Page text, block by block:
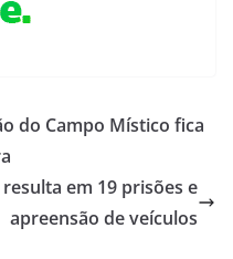
do Campo Místico fica
em 19 prisões e
apreensão de veículos